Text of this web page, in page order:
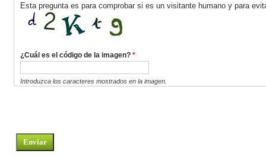
Esta pregunta es para comprobar si es un visitante humano y para
¿Cuál es el código de la imagen?*
Introduzca los caracteres mostrados en la imagen.